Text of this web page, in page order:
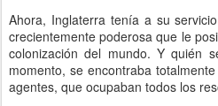
Ahora, Inglaterra tenía a su
crecientemente poderosa que le
colonización del mundo. Y quién
momento, se encontraba
agentes, que ocupaban todos los